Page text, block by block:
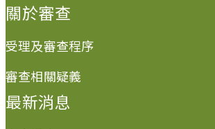
關於審查
受理及審查程序
審查相關疑義
最新消息